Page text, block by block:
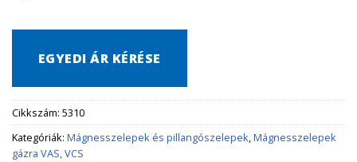
EGYEDI ÁR KÉRÉSE
Cikkszám: 5310
Kategóriák: Mágnesszelepek és pillangószelepek,Mágnesszelepek
gázra VAS, VCS